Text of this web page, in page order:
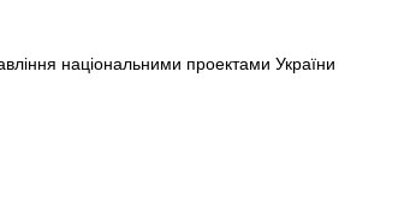
національними проектами України